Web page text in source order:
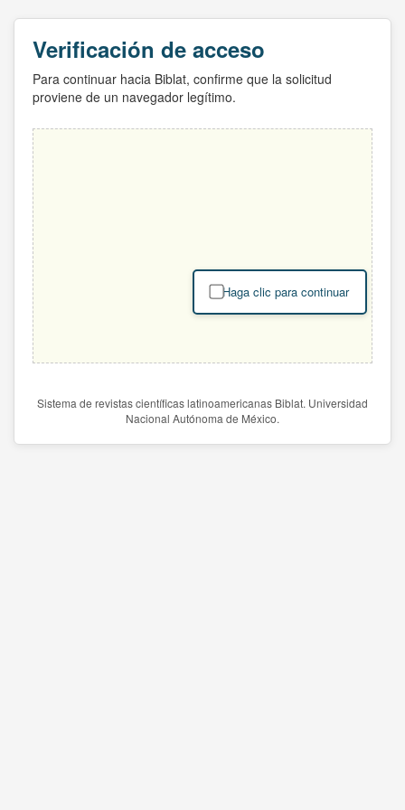
Verificación de acceso
Para continuar hacia Biblat, confirme que la solicitud
proviene de un navegador legítimo.
Haga clic para continuar
Sistema de revistas científicas latinoamericanas Biblat. Universidad
Nacional Autónoma de México.